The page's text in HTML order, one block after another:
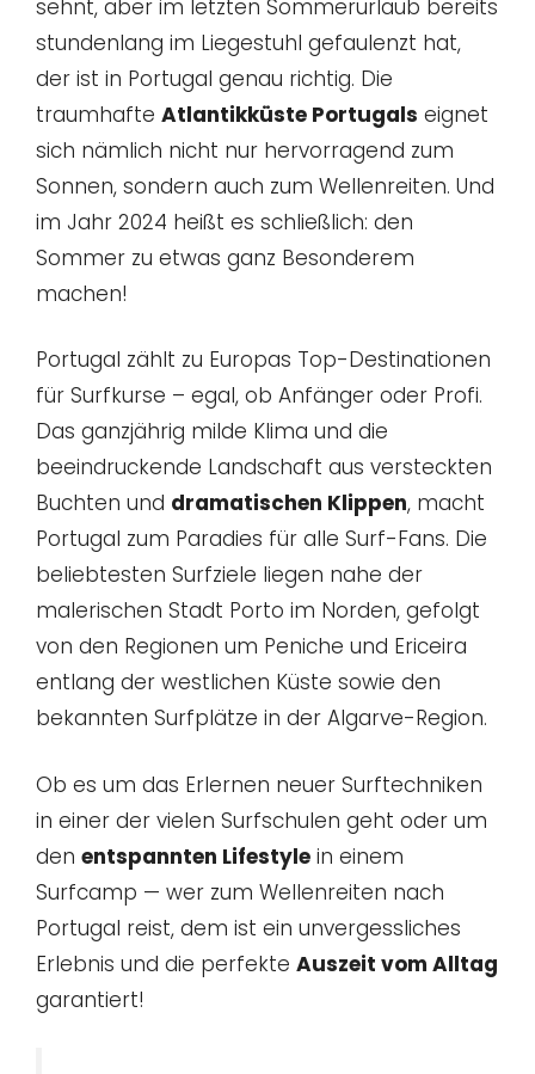
sehnt, aber im letzten Sommerurlaub bereits
stundenlang im Liegestuhl gefaulenzt hat,
der ist in Portugal genau richtig. Die
traumhafte Atlantikküste Portugals eignet
sich nämlich nicht nur hervorragend zum
Sonnen, sondern auch zum Wellenreiten. Und
im Jahr 2024 heißt es schließlich: den
Sommer zu etwas ganz Besonderem
machen!
Portugal zählt zu Europas Top-Destinationen
für Surfkurse – egal, ob Anfänger oder Profi.
Das ganzjährig milde Klima und die
beeindruckende Landschaft aus versteckten
Buchten und dramatischen Klippen, macht
Portugal zum Paradies für alle Surf-Fans. Die
beliebtesten Surfziele liegen nahe der
malerischen Stadt Porto im Norden, gefolgt
von den Regionen um Peniche und Ericeira
entlang der westlichen Küste sowie den
bekannten Surfplätze in der Algarve-Region.
Ob es um das Erlernen neuer Surftechniken
in einer der vielen Surfschulen geht oder um
den entspannten Lifestyle in einem
Surfcamp — wer zum Wellenreiten nach
Portugal reist, dem ist ein unvergessliches
Erlebnis und die perfekte Auszeit vom Alltag
garantiert!